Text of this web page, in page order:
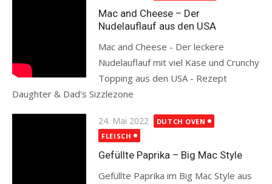
on
Mac and Cheese – Der
Nudelauflauf aus den USA
Mac and Cheese - Der leckere
Nudelauflauf mit viel Käse und Crunchy
Topping aus den USA - Rezept
Daughter & Dad's Sizzlezone
Posted
on
24. Mai 2022
DUTCH OVEN
FLEISCH
Gefüllte Paprika – Big Mac Style
Gefüllte Paprika im Big Mac Style aus